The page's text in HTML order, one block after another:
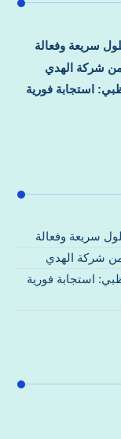
سريعة وفعالة
من شركة الهدي
استجابة فورية
سريعة وفعالة
من شركة الهدي
استجابة فورية